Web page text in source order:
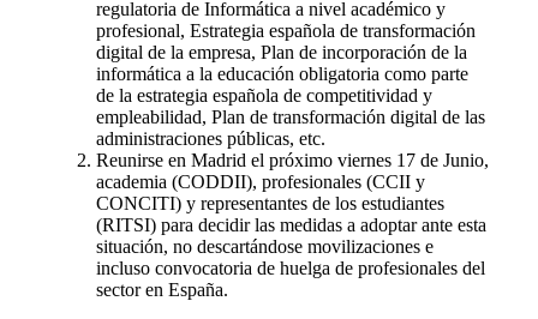
regulatoria de Informática a nivel académico y
profesional, Estrategia española de transformación
digital de la empresa, Plan de incorporación de la
informática a la educación obligatoria como parte
de la estrategia española de competitividad y
empleabilidad, Plan de transformación digital de las
administraciones públicas, etc.
Reunirse en Madrid el próximo viernes 17 de Junio,
academia (CODDII), profesionales (CCII y
CONCITI) y representantes de los estudiantes
(RITSI) para decidir las medidas a adoptar ante esta
situación, no descartándose movilizaciones e
incluso convocatoria de huelga de profesionales del
sector en España.